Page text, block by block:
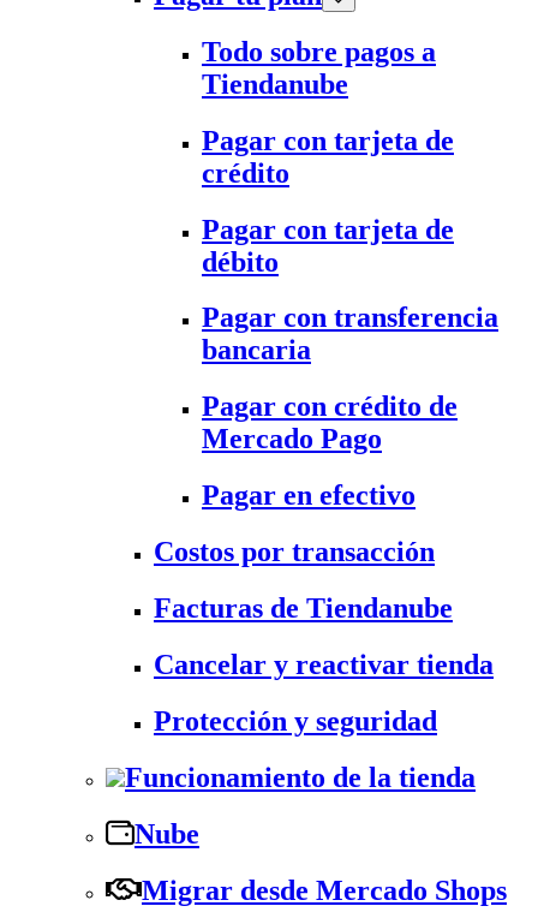
Todo sobre pagos a
Tiendanube
Pagar con tarjeta de
crédito
Pagar con tarjeta de
débito
Pagar con transferencia
bancaria
Pagar con crédito de
Mercado Pago
Pagar en efectivo
Costos por transacción
Facturas de Tiendanube
Cancelar y reactivar tienda
Protección y seguridad
Funcionamiento de la tienda
Nube
Migrar desde Mercado Shops